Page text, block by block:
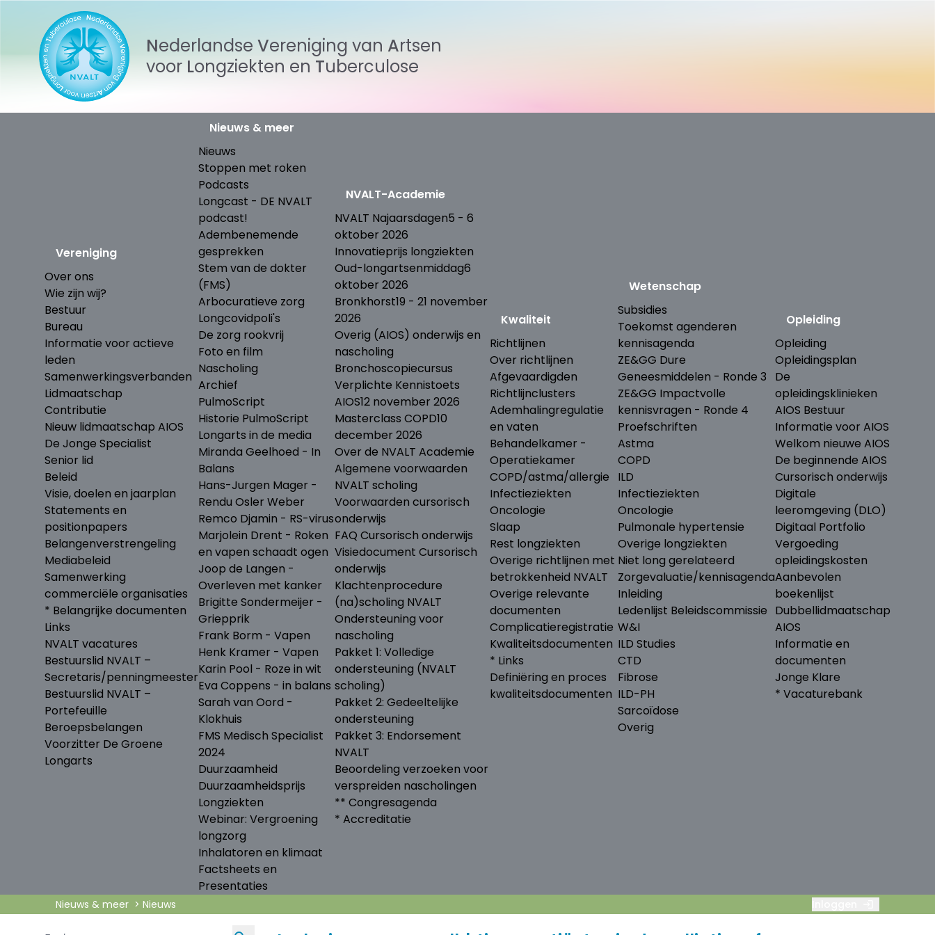
Nederlandse Vereniging van
Artsen
voor Longziekten en Tuberculose
Vereniging
Over ons
Wie zijn wij?
Bestuur
Bureau
Informatie voor actieve
leden
Samenwerkingsverbanden
Lidmaatschap
Contributie
Nieuw lidmaatschap AIOS
De Jonge Specialist
Senior lid
Beleid
Visie, doelen en jaarplan
Statements en
positionpapers
Belangenverstrengeling
Mediabeleid
Samenwerking
commerciële organisaties
* Belangrijke documenten
Links
NVALT vacatures
Bestuurslid NVALT –
Secretaris/penningmeester
Bestuurslid NVALT –
Portefeuille
Beroepsbelangen
Voorzitter De Groene
Longarts
Nieuws & meer
Nieuws
Stoppen met roken
Podcasts
Longcast - DE NVALT
podcast!
Adembenemende
gesprekken
Stem van de dokter
(FMS)
Arbocuratieve zorg
Longcovidpoli's
De zorg rookvrij
Foto en film
Nascholing
Archief
PulmoScript
Historie PulmoScript
Longarts in de media
Miranda Geelhoed - In
Balans
Hans-Jurgen Mager -
Rendu Osler Weber
Remco Djamin - RS-virus
Marjolein Drent - Roken
en vapen schaadt ogen
Joop de Langen -
Overleven met kanker
Brigitte Sondermeijer -
Griepprik
Frank Borm - Vapen
Henk Kramer - Vapen
Karin Pool - Roze in wit
Eva Coppens - in balans
Sarah van Oord -
Klokhuis
FMS Medisch Specialist
2024
Duurzaamheid
Duurzaamheidsprijs
Longziekten
Webinar: Vergroening
longzorg
Inhalatoren en klimaat
Factsheets en
Presentaties
NVALT-Academie
NVALT Najaarsdagen5 - 6
oktober 2026
Innovatieprijs longziekten
Oud-longartsenmiddag6
oktober 2026
Bronkhorst19 - 21 november
2026
Overig (AIOS) onderwijs en
nascholing
Bronchoscopiecursus
Verplichte Kennistoets
AIOS12 november 2026
Masterclass COPD10
december 2026
Over de NVALT Academie
Algemene voorwaarden
NVALT scholing
Voorwaarden cursorisch
onderwijs
FAQ Cursorisch onderwijs
Visiedocument Cursorisch
onderwijs
Klachtenprocedure
(na)scholing NVALT
Ondersteuning voor
nascholing
Pakket 1: Volledige
ondersteuning (NVALT
scholing)
Pakket 2: Gedeeltelijke
ondersteuning
Pakket 3: Endorsement
NVALT
Beoordeling verzoeken voor
verspreiden nascholingen
** Congresagenda
* Accreditatie
Kwaliteit
Richtlijnen
Over richtlijnen
Afgevaardigden
Richtlijnclusters
Ademhalingregulatie
en vaten
Behandelkamer -
Operatiekamer
COPD/astma/allergie
Infectieziekten
Oncologie
Slaap
Rest longziekten
Overige richtlijnen met
betrokkenheid NVALT
Overige relevante
documenten
Complicatieregistratie
Kwaliteitsdocumenten
* Links
Definiëring en proces
kwaliteitsdocumenten
Wetenschap
Subsidies
Toekomst agenderen
kennisagenda
ZE&GG Dure
Geneesmiddelen - Ronde 3
ZE&GG Impactvolle
kennisvragen - Ronde 4
Proefschriften
Astma
COPD
ILD
Infectieziekten
Oncologie
Pulmonale hypertensie
Overige longziekten
Niet long gerelateerd
Zorgevaluatie/kennisagenda
Inleiding
Ledenlijst Beleidscommissie
W&I
ILD Studies
CTD
Fibrose
ILD-PH
Sarcoïdose
Overig
Opleiding
Opleiding
Opleidingsplan
De
opleidingsklinieken
AIOS Bestuur
Informatie voor AIOS
Welkom nieuwe AIOS
De beginnende AIOS
Cursorisch onderwijs
Digitale
leeromgeving (DLO)
Digitaal Portfolio
Vergoeding
opleidingskosten
Aanbevolen
boekenlijst
Dubbellidmaatschap
AIOS
Informatie en
documenten
Jonge Klare
* Vacaturebank
Nieuws & meer Nieuws